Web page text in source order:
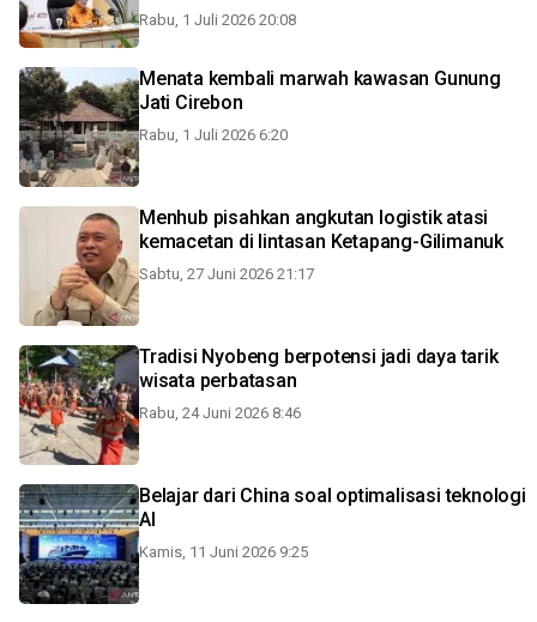
Rabu, 1 Juli 2026 20:08
Menata kembali marwah kawasan Gunung
Jati Cirebon
Rabu, 1 Juli 2026 6:20
Menhub pisahkan angkutan logistik atasi
kemacetan di lintasan Ketapang-Gilimanuk
Sabtu, 27 Juni 2026 21:17
Tradisi Nyobeng berpotensi jadi daya tarik
wisata perbatasan
Rabu, 24 Juni 2026 8:46
Belajar dari China soal optimalisasi teknologi
AI
Kamis, 11 Juni 2026 9:25